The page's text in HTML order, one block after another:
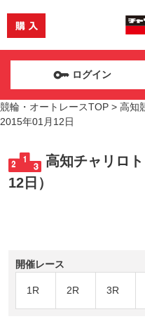
ログイン
競輪・オートレースTOP > 高知
2015年01月12日
高知チャリロ
12日）
開催レース
1R 2R 3R